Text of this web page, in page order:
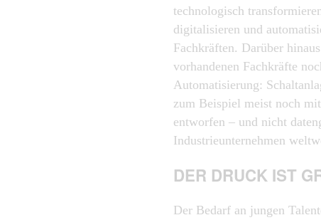
technologisch
digitalisieren und
Fachkräften. Darüber
vorhandenen Fachkräfte
Automatisierung:
zum Beispiel meist noch
entworfen – und nicht
Industrieunternehmen
DER DRUCK IST
Der Bedarf an jungen